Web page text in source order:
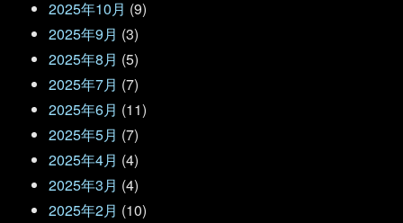
2025年10月 (9)
2025年9月 (3)
2025年8月 (5)
2025年7月 (7)
2025年6月 (11)
2025年5月 (7)
2025年4月 (4)
2025年3月 (4)
2025年2月 (10)